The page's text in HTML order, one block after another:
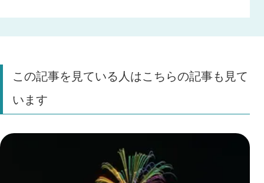
この記事を見ている人はこちらの記事も見て
います